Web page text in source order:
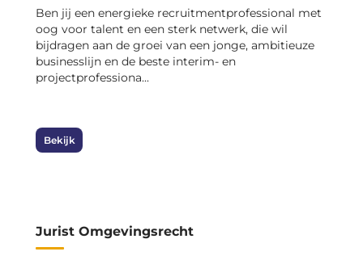
Ben jij een energieke recruitmentprofessional met
oog voor talent en een sterk netwerk, die wil
bijdragen aan de groei van een jonge, ambitieuze
businesslijn en de beste interim- en
projectprofessiona...
Bekijk
Jurist Omgevingsrecht